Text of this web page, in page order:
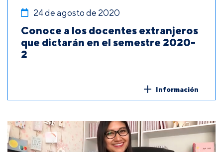
24 de agosto de 2020
Conoce a los docentes extranjeros
que dictarán en el semestre 2020-
2
Información